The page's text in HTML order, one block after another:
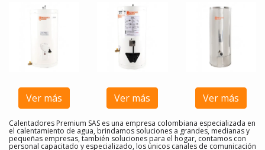
Ver más Ver más Ver más
Calentadores Premium SAS es una empresa colombiana especializada en
el calentamiento de agua, brindamos soluciones a grandes, medianas y
pequeñas empresas, también soluciones para el hogar, contamos con
personal capacitado y especializado, los únicos canales de comunicación